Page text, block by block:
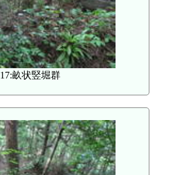
17:畝状竪堀群